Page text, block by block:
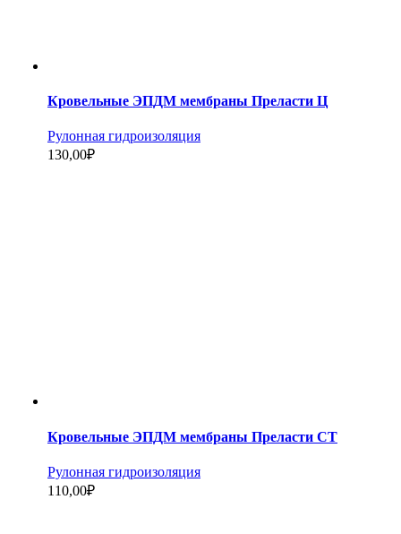
Кровельные ЭПДМ мембраны Преласти Ц
Рулонная гидроизоляция
130,00₽
Кровельные ЭПДМ мембраны Преласти СТ
Рулонная гидроизоляция
110,00₽